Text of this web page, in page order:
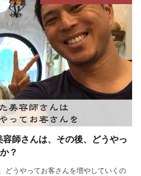
容師さんは、その後、どうやっ
？
どうやってお客さんを増やしていくの